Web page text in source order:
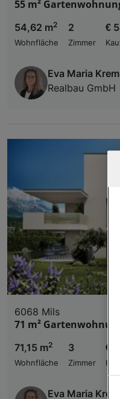
55 m²
54,62 m2
Wohnfläche
2
Zimmer
€
Eva Maria
Realbau GmbH
6068 Mils
71 m²
71,15 m2
Wohnfläche
3
Zimmer
€
Eva Maria